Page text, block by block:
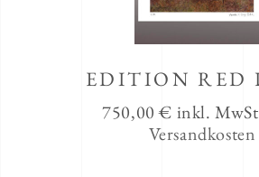
EDITION RED
750,00€ inkl.
Versandkosten